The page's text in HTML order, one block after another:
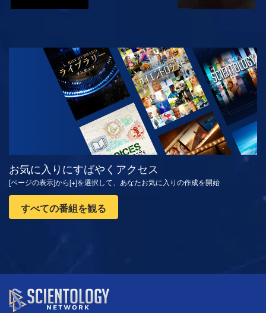
観る シリーズを探求
お気に入りにすばやくアクセス
[ページの表示]から[+]を選択して、あなたお気に入りの作成を開始
すべての番組を観る